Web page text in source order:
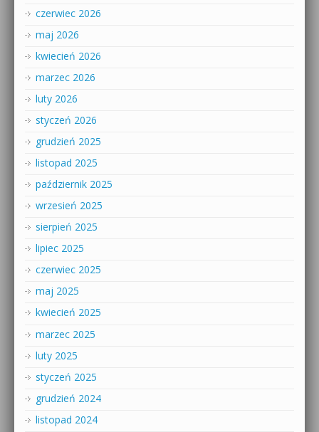
czerwiec 2026
maj 2026
kwiecień 2026
marzec 2026
luty 2026
styczeń 2026
grudzień 2025
listopad 2025
październik 2025
wrzesień 2025
sierpień 2025
lipiec 2025
czerwiec 2025
maj 2025
kwiecień 2025
marzec 2025
luty 2025
styczeń 2025
grudzień 2024
listopad 2024